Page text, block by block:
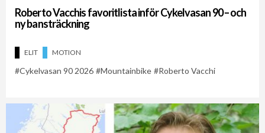
Roberto Vacchis favoritlista inför Cykelvasan 90 – och
ny bansträckning
ELIT MOTION
Cykelvasan 90 2026 Mountainbike Roberto Vacchi